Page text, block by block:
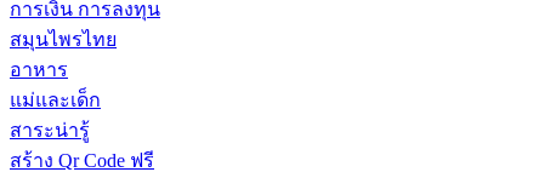
การเงิน การลงทุน
สมุนไพรไทย
อาหาร
แม่และเด็ก
สาระน่ารู้
สร้าง Qr Code ฟรี